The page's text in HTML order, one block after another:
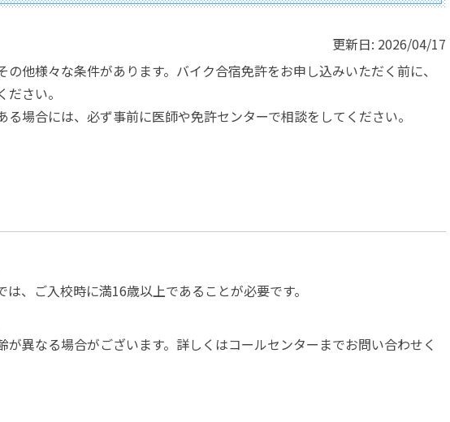
更新日: 2026/04/17
他様々な条件があります。バイク合宿免許をお申し込みいただく前に、
さい。
場合には、必ず事前に医師や免許センターで相談をしてください。
、ご入校時に満16歳以上であることが必要です。
が異なる場合がございます。詳しくはコールセンターまでお問い合わせく